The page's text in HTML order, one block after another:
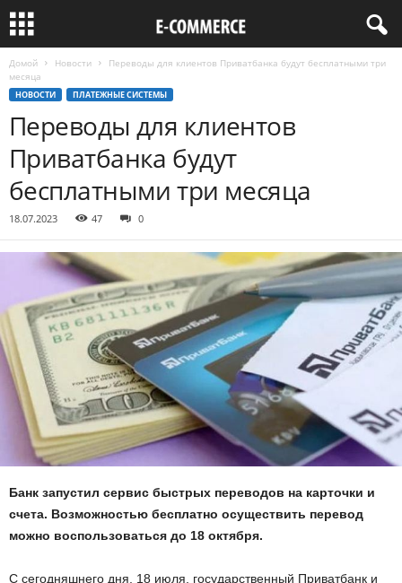
Домой Новости
Переводы для клиентов Приватбанка будут бесплатными три
месяца
НОВОСТИ ПЛАТЕЖНЫЕ СИСТЕМЫ
Переводы для клиентов
Приватбанка будут
бесплатными три месяца
18.07.2023 47 0
Банк запустил сервис быстрых переводов на карточки и
счета. Возможностью бесплатно осуществить перевод
можно воспользоваться до 18 октября.
С сегодняшнего дня, 18 июля, государственный Приватбанк и